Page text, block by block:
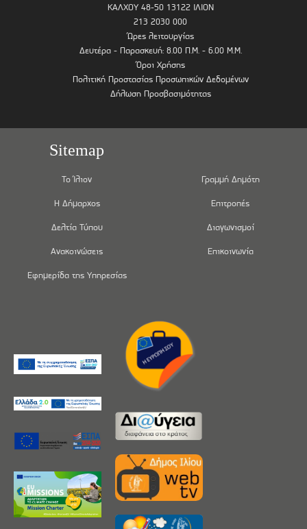
ΚΑΛΧΟΥ 48-50 13122 ΙΛΙΟΝ
213 2030 000
Ώρες λειτουργίας
Δευτέρα - Παρασκευή: 8.00 Π.Μ. - 6.00 Μ.Μ.
Όροι Χρήσης
Πολιτική Προστασίας Προσωπικών Δεδομένων
Δήλωση Προσβασιμότητας
Sitemap
Το Ίλιον
Η Δήμαρχος
Δελτία Τύπου
Ανακοινώσεις
Εφημερίδα της Υπηρεσίας
Γραμμή Δημότη
Επιτροπές
Διαγωνισμοί
Επικοινωνία